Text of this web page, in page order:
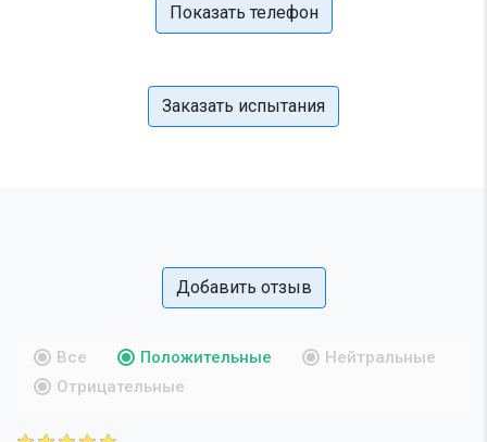
Показать телефон
Заказать испытания
Добавить отзыв
Все Положительные
Нейтральные
Отрицательные